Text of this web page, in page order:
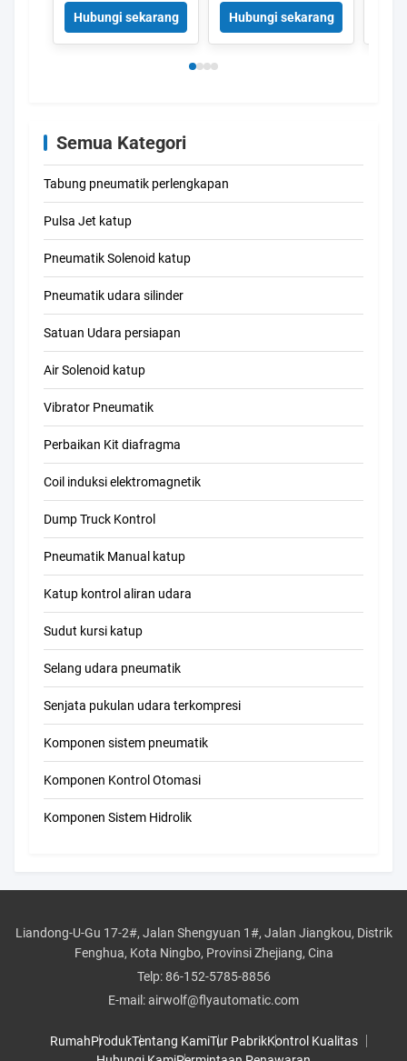
4052568032272
Hubungi sekarang
Acting Gripper Cam
Style
Hubungi sekarang
Semua Kategori
Tabung pneumatik perlengkapan
Pulsa Jet katup
Pneumatik Solenoid katup
Pneumatik udara silinder
Satuan Udara persiapan
Air Solenoid katup
Vibrator Pneumatik
Perbaikan Kit diafragma
Coil induksi elektromagnetik
Dump Truck Kontrol
Pneumatik Manual katup
Katup kontrol aliran udara
Sudut kursi katup
Selang udara pneumatik
Senjata pukulan udara terkompresi
Komponen sistem pneumatik
Komponen Kontrol Otomasi
Komponen Sistem Hidrolik
Liandong-U-Gu 17-2#, Jalan Shengyuan 1#, Jalan Jiangkou, Distrik
Fenghua, Kota Ningbo, Provinsi Zhejiang, Cina
Telp:86-152-5785-8856
E-mail:airwolf@flyautomatic.com
RumahProdukTentang KamiTur PabrikKontrol Kualitas